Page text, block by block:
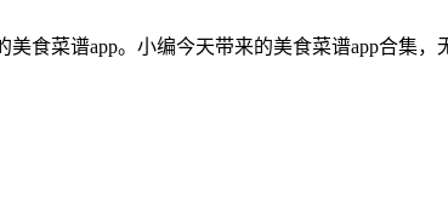
食菜谱app。小编今天带来的美食菜谱app合集